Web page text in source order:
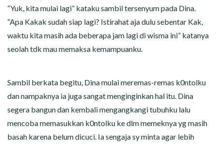
“Yuk, kita mulai lagi” kataku sambil tersenyum pada Dina.
“Apa Kakak sudah siap lagi? Istirahat aja dulu sebentar Kak,
waktu kita masih ada beberapa jam lagi di wisma ini” katanya
seolah tdk mau memaksa kemampuanku.
Sambil berkata begitu, Dina mulai meremas-remas k0ntolku
dan nampaknya ia juga sangat menginginkan hal itu. Dina
segera bangun dan kembali mengangkangi tubuhku lalu
mencoba memasukkan k0ntolku ke dlm memeknya yg masih
basah karena belum dicuci. Ia sengaja sy minta agar lebih